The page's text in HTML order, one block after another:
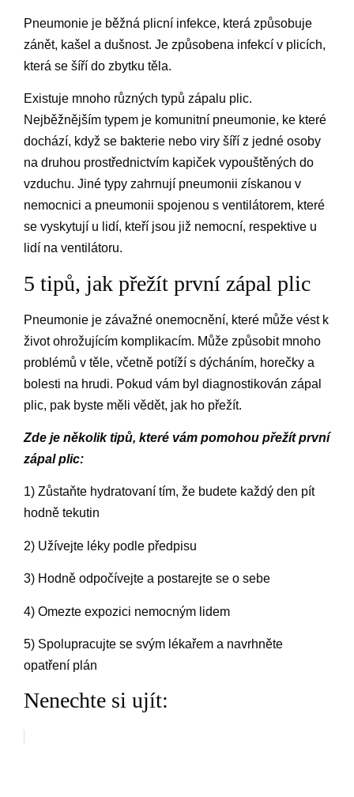
Pneumonie je běžná plicní infekce, která způsobuje
zánět, kašel a dušnost. Je způsobena infekcí v plicích,
která se šíří do zbytku těla.
Existuje mnoho různých typů zápalu plic.
Nejběžnějším typem je komunitní pneumonie, ke které
dochází, když se bakterie nebo viry šíří z jedné osoby
na druhou prostřednictvím kapiček vypouštěných do
vzduchu. Jiné typy zahrnují pneumonii získanou v
nemocnici a pneumonii spojenou s ventilátorem, které
se vyskytují u lidí, kteří jsou již nemocní, respektive u
lidí na ventilátoru.
5 tipů, jak přežít první zápal plic
Pneumonie je závažné onemocnění, které může vést k
život ohrožujícím komplikacím. Může způsobit mnoho
problémů v těle, včetně potíží s dýcháním, horečky a
bolesti na hrudi. Pokud vám byl diagnostikován zápal
plic, pak byste měli vědět, jak ho přežít.
Zde je několik tipů, které vám pomohou přežít první
zápal plic:
1) Zůstaňte hydratovaní tím, že budete každý den pít
hodně tekutin
2) Užívejte léky podle předpisu
3) Hodně odpočívejte a postarejte se o sebe
4) Omezte expozici nemocným lidem
5) Spolupracujte se svým lékařem a navrhněte
opatření plán
Nenechte si ujít: